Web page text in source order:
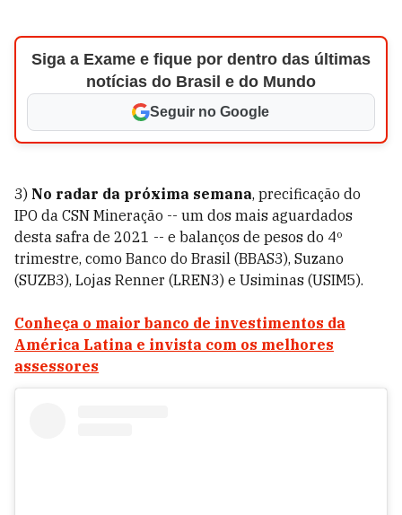
Siga a Exame e fique por dentro das últimas
notícias do Brasil e do Mundo
Seguir no Google
3) No radar da próxima semana, precificação do
IPO da CSN Mineração -- um dos mais aguardados
desta safra de 2021 -- e balanços de pesos do 4º
trimestre, como Banco do Brasil (BBAS3), Suzano
(SUZB3), Lojas Renner (LREN3) e Usiminas (USIM5).
Conheça o maior banco de investimentos da
América Latina e invista com os melhores
assessores